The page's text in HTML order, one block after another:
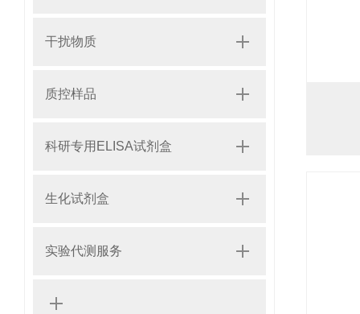
干扰物质
质控样品
科研专用ELISA试剂盒
生化试剂盒
实验代测服务